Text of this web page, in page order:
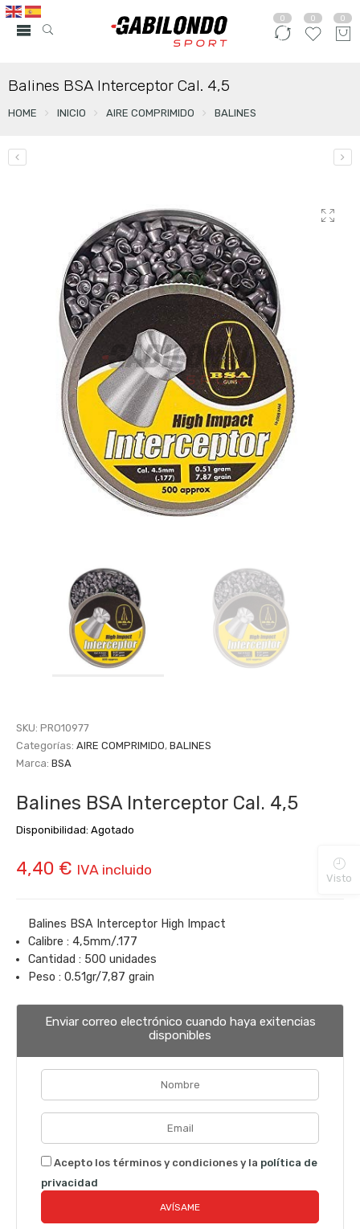
0 0 0
Balines BSA Interceptor Cal. 4,5
HOME INICIO AIRE COMPRIMIDO BALINES
SKU: PRO10977
Categorías: AIRE COMPRIMIDO, BALINES
Marca: BSA
Balines BSA Interceptor Cal. 4,5
Disponibilidad: Agotado
4,40 € IVA incluido
Balines BSA Interceptor High Impact
Calibre : 4,5mm/.177
Cantidad : 500 unidades
Peso : 0.51gr/7,87 grain
Enviar correo electrónico cuando haya exitencias
disponibles
Acepto los términos y condiciones y la política de
privacidad
Visto